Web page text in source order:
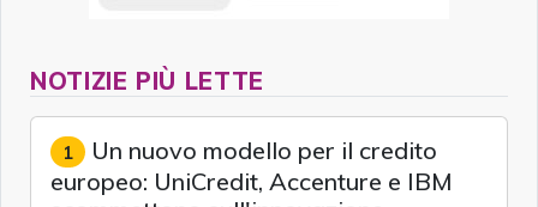
NOTIZIE PIÙ LETTE
1 Un nuovo modello per il credito
europeo: UniCredit, Accenture e IBM